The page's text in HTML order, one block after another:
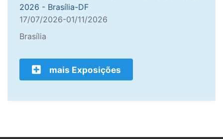
2026 - Brasília-DF
17/07/2026-01/11/2026
Brasília
mais Exposições